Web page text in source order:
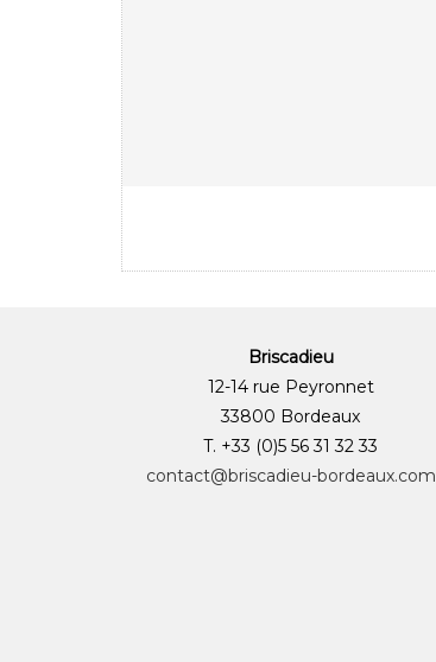
Briscadieu
12-14 rue Peyronnet
33800 Bordeaux
T. +33 (0)5 56 31 32 33
contact@briscadieu-bordeaux.com